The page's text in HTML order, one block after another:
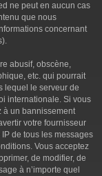
ne peut en aucun cas
que nous
concernant
abusif, obscène,
etc. qui pourrait
lequel le serveur de
internationale. Si vous
à un bannissement
votre fournisseur
IP de tous les messages
Vous acceptez
de modifier, de
à n’importe quel